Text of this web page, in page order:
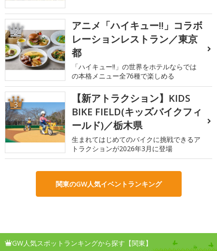
2
アニメ「ハイキュー!!」コラボ
レーションレストラン／東京
都
「ハイキュー!!」の世界をホテルならでは
の本格メニュー全76種で楽しめる
3
【新アトラクション】KIDS
BIKE FIELD(キッズバイクフィ
ールド)／栃木県
生まれてはじめてのバイクに挑戦できるア
トラクションが2026年3月に登場
関東のGW人気イベントランキング
GW人気スポットランキングから探す【関東】